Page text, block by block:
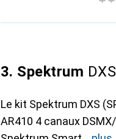
3. Spektrum
Le kit Spektrum DXS
AR410 4 canaux